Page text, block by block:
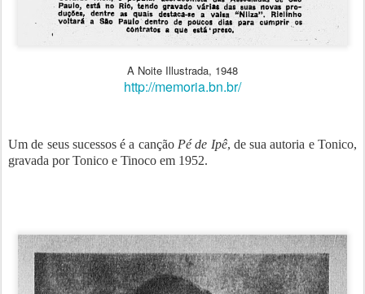
A Noite Illustrada, 1948
http://memoria.bn.br/
Um de seus sucessos é a canção Pé de Ipê, de sua autoria e Tonico,
gravada por Tonico e Tinoco em 1952.